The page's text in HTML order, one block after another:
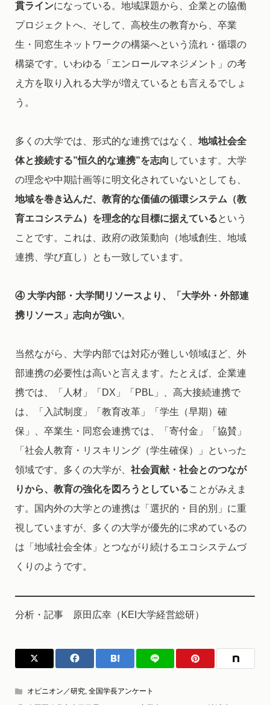
貫ラインになっている。地域課題から、企業との協働
プロジェクトへ、そして、高校生の教育から、卒業
生・同窓生ネットワークの構築へという流れ・循環の
構築です。いわゆる「エンロールマネジメント」の考
え方を取り入れる大学が増えているとも言えるでしょ
う。
多くの大学では、形式的な連携ではなく、 地域社会全
体と接続する”恒久的な連携”を志向 しています。大学
の理念や中期計画等に明文化されていないとしても、
地域を巻き込んだ、教育的な価値の循環システム（教
育エコシステム）を理念的な目標に据えているという
ことです。これは、政府の政策動向（地域創生、地域
連携、学び直し）とも一致しています。
④ 大学内部・大学間リソースより、「大学外・外部連
携リソース」志向が強い。
当然ながら、大学内部では対応が難しい領域ほど、外
部連携の必要性は高いと言えます。たとえば、企業連
携では、「人材」「DX」「PBL」、高大接続連携で
は、「入試制度」「教育改革」「学生（早期）確
保」、卒業生・同窓会連携では、「寄付金」「協賛」
「社会人教育・リスキリング（学生確保）」といった
領域です。多くの大学が、 社会貢献・社会とのつなが
りから、教育の強化を図ろうとしていることがみえま
す。国内外の大学との連携は「選択的・目的別」に重
視していますが、多くの大学が優先的に求めているの
は「地域社会全体」とつながり続けるエコシステムづ
くりのようです。
分析・記事 原田広幸（KEI大学経営総研）
オピニオン／研究, 全国学長アンケート